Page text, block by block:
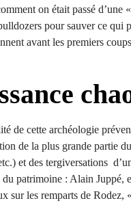
on était passé d’une
pour sauver ce
avant les premiers
de cette archéologie
de la plus grande partie
et des tergiversations
patrimoine : Alain Juppé,
sur les remparts de Rodez,